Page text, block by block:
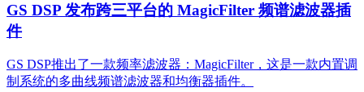
GS DSP 发布跨三平台的 MagicFilter 频谱滤波器插
件
GS DSP推出了一款频率滤波器：MagicFilter，这是一款内置调
制系统的多曲线频谱滤波器和均衡器插件。